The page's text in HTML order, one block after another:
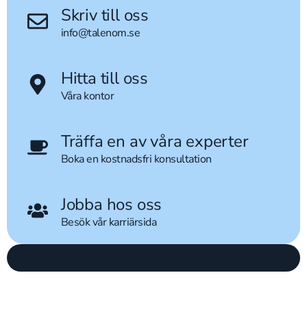
Skriv till oss
info@talenom.se
Hitta till oss
Våra kontor
Träffa en av våra experter
Boka en kostnadsfri konsultation
Jobba hos oss
Besök vår karriärsida